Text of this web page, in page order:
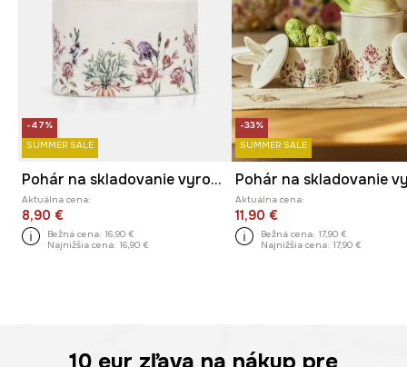
-47%
SUMMER SALE
Pohár na skladovanie vyrobený z porcelánu
Aktuálna cena:
8,90 €
Bežná cena: 16,90 €
Najnižšia cena: 16,90 €
-33%
SUMMER SALE
Aktuálna cena:
11,90 €
Bežná cena: 17,90 €
Najnižšia cena: 17,90 €
10 eur zľava na nákup pre